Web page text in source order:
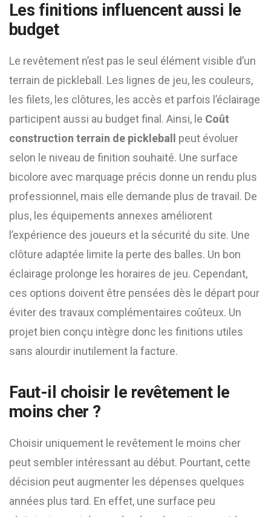
Les finitions influencent aussi le
budget
Le revêtement n’est pas le seul élément visible d’un
terrain de pickleball. Les lignes de jeu, les couleurs,
les filets, les clôtures, les accès et parfois l’éclairage
participent aussi au budget final. Ainsi, le Coût
construction terrain de pickleball
peut évoluer
selon le niveau de finition souhaité. Une surface
bicolore avec marquage précis donne un rendu plus
professionnel, mais elle demande plus de travail. De
plus, les équipements annexes améliorent
l’expérience des joueurs et la sécurité du site. Une
clôture adaptée limite la perte des balles. Un bon
éclairage prolonge les horaires de jeu. Cependant,
ces options doivent être pensées dès le départ pour
éviter des travaux complémentaires coûteux. Un
projet bien conçu intègre donc les finitions utiles
sans alourdir inutilement la facture.
Faut-il choisir le revêtement le
moins cher ?
Choisir uniquement le revêtement le moins cher
peut sembler intéressant au début. Pourtant, cette
décision peut augmenter les dépenses quelques
années plus tard. En effet, une surface peu